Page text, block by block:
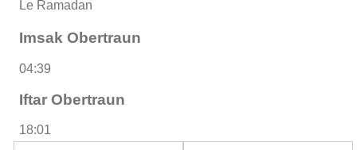
Le Ramadan
Imsak Obertraun
04:39
Iftar Obertraun
18:01